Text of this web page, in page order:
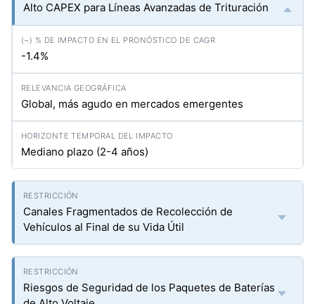
Alto CAPEX para Líneas Avanzadas de Trituración
-1.4%
Global, más agudo en mercados emergentes
Mediano plazo (2-4 años)
Canales Fragmentados de Recolección de
Vehículos al Final de su Vida Útil
Riesgos de Seguridad de los Paquetes de Baterías